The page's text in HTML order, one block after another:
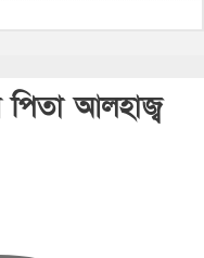
পিতা আলহাজ্ব